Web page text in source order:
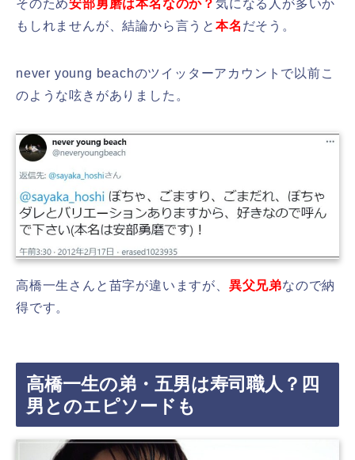
そのため安部勇磨は本名なのか？気になる人が多いか
もしれませんが、結論から言うと 本名 だそう。
never young beachのツイッターアカウントで以前こ
のような呟きがありました。
高橋一生さんと苗字が違いますが、 異父兄弟なので納
得です。
高橋一生の弟・五男は寿司職人？四
男とのエピソードも